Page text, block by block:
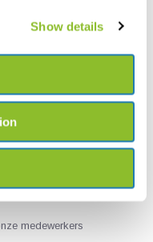
Show details
medewerkers